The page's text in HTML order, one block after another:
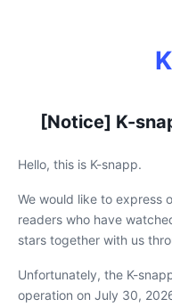
K
[Notice] K-
Hello, this is K-snapp.
We would like to express
readers who have
stars together with us
Unfortunately, the K-
operation on July 30,